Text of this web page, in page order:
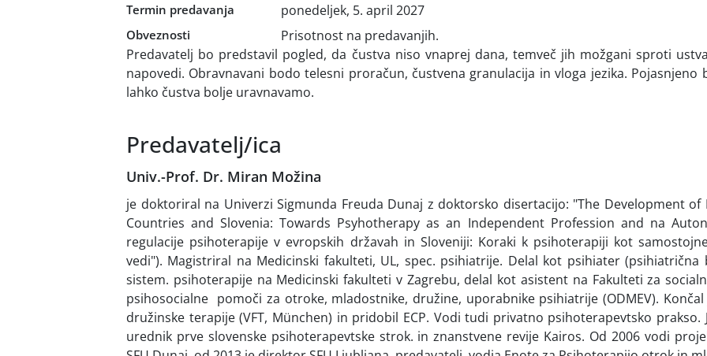
Termin predavanja ponedeljek, 5. april 2027
Obveznosti
Prisotnost na predavanjih.
Predavatelj bo predstavil pogled, da čustva niso vnaprej dana, temveč jih možgani sproti
napovedi. Obravnavani bodo telesni proračun, čustvena granulacija in vloga jezika. Pojasnjeno
lahko čustva bolje uravnavamo.
Predavatelj/ica
Univ.-Prof. Dr. Miran Možina
je doktoriral na Univerzi Sigmunda Freuda Dunaj z doktorsko disertacijo: "The Development
Countries and Slovenia: Towards Psyhotherapy as an Independent Profession and na
regulacije psihoterapije v evropskih državah in Sloveniji: Koraki k psihoterapiji kot
vedi"). Magistriral na Medicinski fakulteti, UL, spec. psihiatrije. Delal kot psihiater
sistem. psihoterapije na Medicinski fakulteti v Zagrebu, delal kot asistent na Fakulteti za
psihosocialne pomoči za otroke, mladostnike, družine, uporabnike psihiatrije (ODMEV).
družinske terapije (VFT, München) in pridobil ECP. Vodi tudi privatno psihoterapevtsko prakso.
urednik prve slovenske psihoterapevtske strok. in znanstvene revije Kairos. Od 2006 vodi